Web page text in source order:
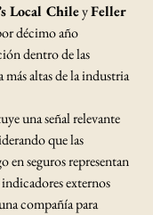
Local Chile y Feller
décimo año
dentro de las
más altas de la industria
una señal relevante
que las
en seguros representan
externos
compañía para